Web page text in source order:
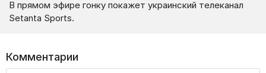
В прямом эфире гонку покажет украинский телеканал
Setanta Sports.
Комментарии